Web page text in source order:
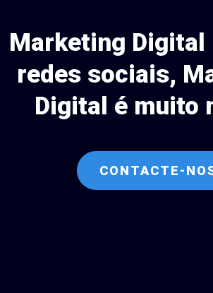
Marketing Digital
redes sociais,
Digital é muito
CONTACTE-